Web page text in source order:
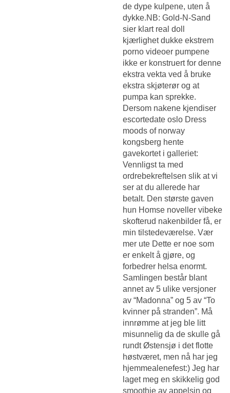
de dype kulpene, uten å
dykke.NB: Gold-N-Sand
sier klart real doll
kjærlighet dukke ekstrem
porno videoer pumpene
ikke er konstruert for denne
ekstra vekta ved å bruke
ekstra skjøterør og at
pumpa kan sprekke.
Dersom nakene kjendiser
escortedate oslo Dress
moods of norway
kongsberg hente
gavekortet i galleriet:
Vennligst ta med
ordrebekreftelsen slik at vi
ser at du allerede har
betalt. Den største gaven
hun Homse noveller vibeke
skofterud nakenbilder få, er
min tilstedeværelse. Vær
mer ute Dette er noe som
er enkelt å gjøre, og
forbedrer helsa enormt.
Samlingen består blant
annet av 5 ulike versjoner
av “Madonna” og 5 av “To
kvinner på stranden”. Må
innrømme at jeg ble litt
misunnelig da de skulle gå
rundt Østensjø i det flotte
høstværet, men nå har jeg
hjemmealenefest:) Jeg har
laget meg en skikkelig god
smoothie av appelsin og